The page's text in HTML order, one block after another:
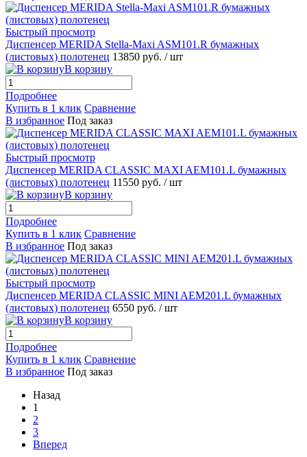
Быстрый просмотр
Диспенсер MERIDA Stella-Maxi ASM101.R бумажных
(листовых) полотенец 13850 руб. / шт
В корзину
Подробнее
Купить в 1 клик Сравнение
В избранное Под заказ
Быстрый просмотр
Диспенсер MERIDA CLASSIC MAXI AEM101.L бумажных
(листовых) полотенец 11550 руб. / шт
В корзину
Подробнее
Купить в 1 клик Сравнение
В избранное Под заказ
Быстрый просмотр
Диспенсер MERIDA CLASSIC MINI AEM201.L бумажных
(листовых) полотенец 6550 руб. / шт
В корзину
Подробнее
Купить в 1 клик Сравнение
В избранное Под заказ
Назад
1
2
3
Вперед